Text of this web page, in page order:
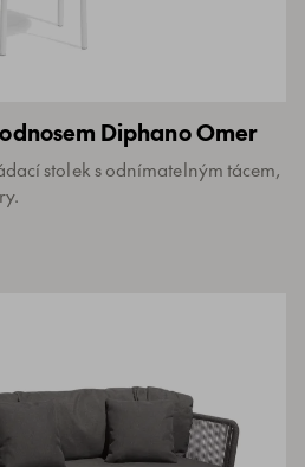
Diphano Omer
stolek s odnímatelným tácem,